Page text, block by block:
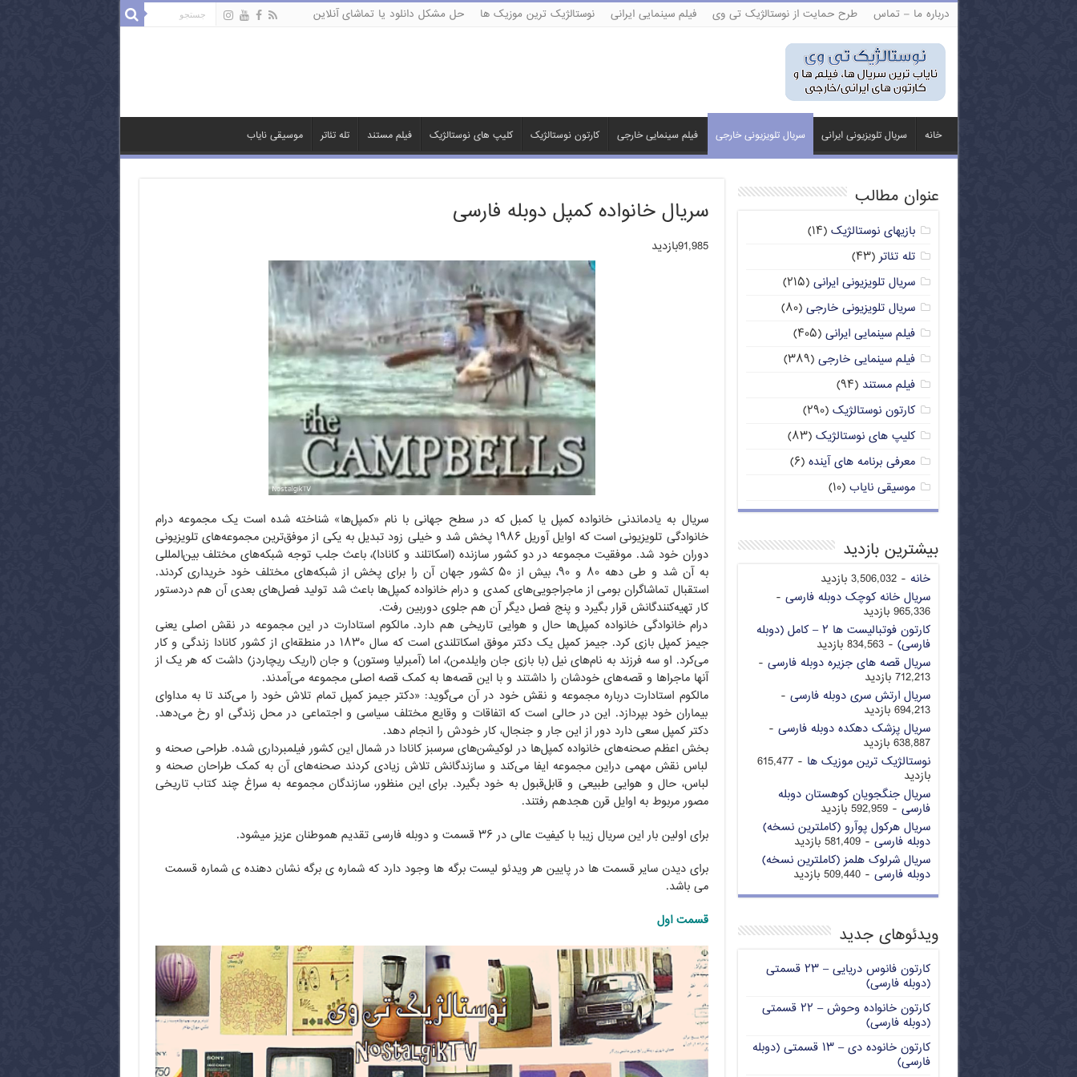
درباره ما – تماس طرح حمایت از نوستالژیک تی وی فیلم سینمایی ایرانی نوستالژیک ترین موزیک ها حل مشکل دانلود یا تماشای آنلاین
خانه سریال تلویزیونی ایرانی سریال تلویزیونی خارجی فیلم سینمایی خارجی کارتون نوستالژیک کلیپ های نوستالژیک فیلم مستند تله تئاتر موسیقی نایاب
سریال خانواده کمپل دوبله فارسی
91,985بازدید
سریال به یادماندنی خانواده کمپل یا کمبل که در سطح جهانی با نام «کمپل‌ها» شناخته شده است یک مجموعه درام
خانوادگی تلویزیونی است که اوایل آوریل ۱۹۸۶ پخش شد و خیلی زود تبدیل به یکی از موفق‌ترین مجموعه‌های تلویزیونی
دوران خود شد. موفقیت مجموعه در دو کشور سازنده (اسکاتلند و کانادا)، باعث جلب توجه شبکه‌های مختلف بین‌المللی
به آن شد و طی دهه ۸۰ و ۹۰، بیش از ۵۰ کشور جهان آن را برای پخش از شبکه‌های مختلف خود خریداری کردند.
استقبال تماشاگران بومی از ماجراجویی‌های کمدی و درام خانواده کمپل‌ها باعث شد تولید فصل‌های بعدی آن هم دردستور
کار تهیه‌کنندگانش قرار بگیرد و پنج فصل دیگر آن هم جلوی دوربین رفت.
درام خانوادگی خانواده کمپل‌ها حال و هوایی تاریخی هم دارد. مالکوم استادارت در این مجموعه در نقش اصلی یعنی
جیمز کمپل بازی کرد. جیمز کمپل یک دکتر موفق اسکاتلندی است که سال ۱۸۳۰ در منطقه‌ای از کشور کانادا زندگی و کار
می‌کرد. او سه فرزند به نام‌های نیل (با بازی جان وایلدمن)، اما (آمبرلیا وستون) و جان (اریک ریچاردز) داشت که هر یک از
آنها ماجراها و قصه‌های خودشان را داشتند و با این قصه‌ها به کمک قصه اصلی مجموعه می‌آمدند.
مالکوم استادارت درباره مجموعه و نقش خود در آن می‌گوید: «دکتر جیمز کمپل تمام تلاش خود را می‌کند تا به مداوای
بیماران خود بپردازد. این در حالی است که اتفاقات و وقایع مختلف سیاسی و اجتماعی در محل زندگی او رخ می‌دهد.
دکتر کمپل سعی دارد دور از این جار و جنجال‌، کار خودش را انجام دهد.
بخش اعظم صحنه‌های خانواده کمپل‌ها در لوکیشن‌های سرسبز کانادا در شمال این کشور فیلمبرداری شده. طراحی صحنه و
لباس نقش مهمی دراین مجموعه ایفا می‌کند و سازندگانش تلاش زیادی کردند صحنه‌های آن به کمک طراحان صحنه و
لباس، حال و هوایی طبیعی و قابل‌قبول به خود بگیرد. برای این منظور، سازندگان مجموعه به سراغ چند کتاب تاریخی
مصور مربوط به اوایل قرن هجدهم رفتند.
برای اولین بار این سریال زیبا با کیفیت عالی در ۳۶ قسمت و دوبله فارسی تقدیم هموطنان عزیز میشود.
برای دیدن سایر قسمت ها در پایین هر ویدئو لیست برگه ها وجود دارد که شماره ی برگه نشان دهنده ی شماره قسمت
می باشد.
قسمت اول
عنوان مطالب
بازیهای نوستالژیک (۱۴)
تله تئاتر(۴۳)
سریال تلویزیونی ایرانی (۲۱۵)
سریال تلویزیونی خارجی (۸۰)
فیلم سینمایی ایرانی (۴۰۵)
فیلم سینمایی خارجی (۳۸۹)
فیلم مستند (۹۴)
کارتون نوستالژیک (۲۹۰)
کلیپ های نوستالژیک (۸۳)
معرفی برنامه های آینده (۶)
موسیقی نایاب (۱۰)
بیشترین بازدید
خانه - 3,506,032 بازدید
سریال خانه کوچک دوبله فارسی -
965,336 بازدید
کارتون فوتبالیست ها ۲ – کامل (دوبله
فارسی) - 834,563 بازدید
سریال قصه های جزیره دوبله فارسی -
712,213 بازدید
سریال ارتش سری دوبله فارسی -
694,213 بازدید
سریال پزشک دهکده دوبله فارسی -
638,887 بازدید
نوستالژیک ترین موزیک ها
- 615,477
بازدید
سریال جنگجویان کوهستان دوبله
فارسی - 592,959 بازدید
سریال هرکول پوآرو (کاملترین نسخه)
دوبله فارسی - 581,409 بازدید
سریال شرلوک هلمز (کاملترین نسخه)
دوبله فارسی - 509,440 بازدید
ویدئوهای جدید
کارتون فانوس دریایی – ۲۳ قسمتی
(دوبله فارسی)
کارتون خانواده وحوش – ۲۲ قسمتی
(دوبله فارسی)
کارتون خانوده دی – ۱۳ قسمتی (دوبله
فارسی)